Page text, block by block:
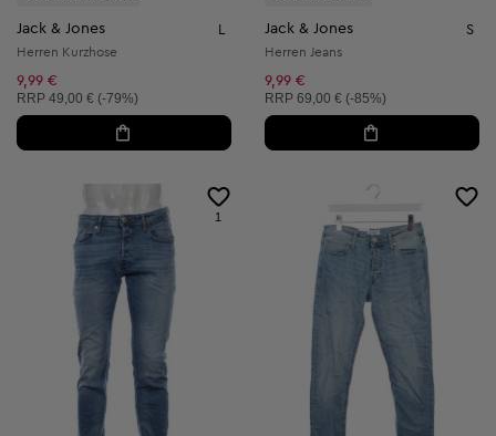
Jack & Jones
Herren Kurzhose
9,99 €
Unverbindliche Preisempfehlung:
RRP 49,00 € (-79%)
Jack & Jones S
Herren Jeans
9,99 €
Unverbindliche Preisempfehlung:
RRP 69,00 € (-85%)
1